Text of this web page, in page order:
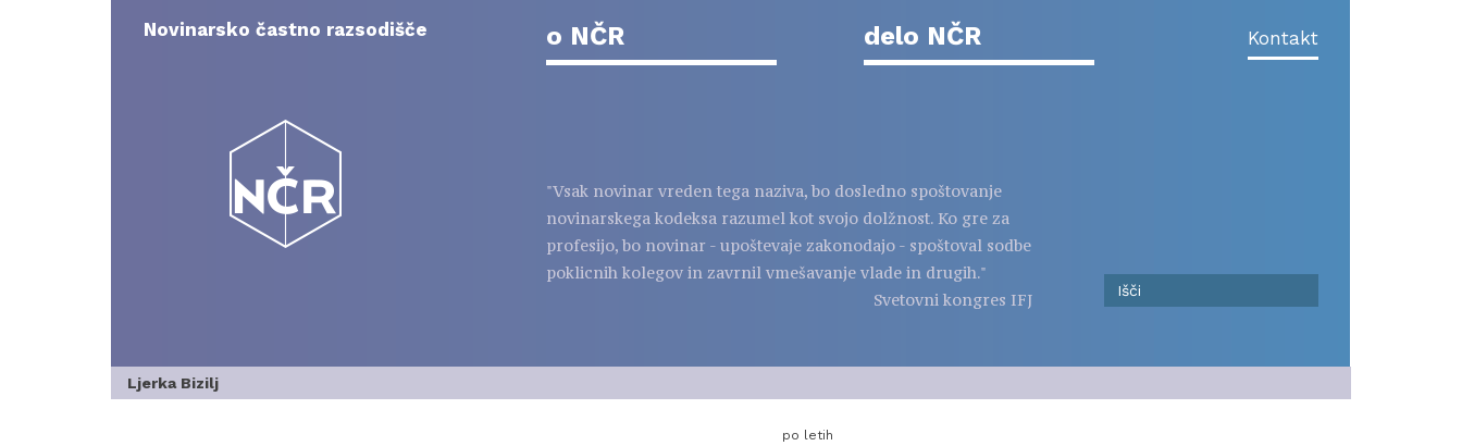
contentNovinarsko častno razsodišče o NČR delo NČR Kontakt
"Vsak novinar vreden tega naziva, bo dosledno spoštovanje
novinarskega kodeksa razumel kot svojo dolžnost. Ko gre za
profesijo, bo novinar - upoštevaje zakonodajo - spoštoval sodbe
poklicnih kolegov in zavrnil vmešavanje vlade in drugih."
Svetovni kongres IFJ
Ljerka Bizilj
po letih